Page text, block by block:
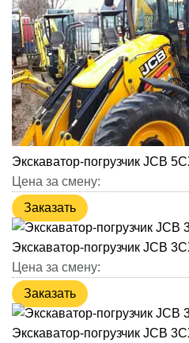
Экскаватор-погрузчик JCB
Цена за смену:
Заказать
Экскаватор-погрузчик JCB
Цена за смену:
Заказать
Экскаватор-погрузчик JCB